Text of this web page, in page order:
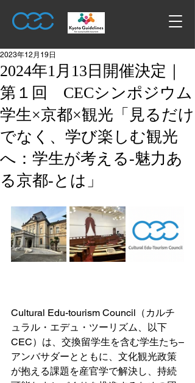
2024年1月13日開催決定｜
第１回 CECシンポジウム
学生×京都×観光「見るだけ
でなく、学び楽しむ観光
へ：学生が考える-魅力あ
る京都-とは」
2023年12月19日
Cultural Edu-tourism Council（カルチ
ュラル・エデュ・ツーリズム、以下
CEC）は、交換留学生を含む学生たち–
アンバサダーとともに、文化観光政策
が抱える課題を産官学で解決し、持続